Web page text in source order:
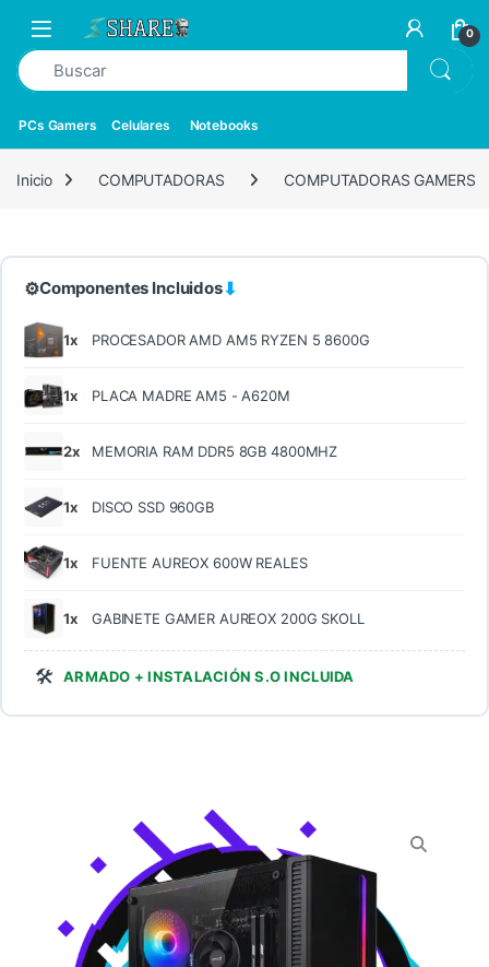
0
PCs Gamers Celulares Notebooks
Inicio COMPUTADORAS COMPUTADORAS GAMERS
⚙Componentes Incluidos⬇
1x PROCESADOR AMD AM5 RYZEN 5 8600G
1x PLACA MADRE AM5 - A620M
2x MEMORIA RAM DDR5 8GB 4800MHZ
1x DISCO SSD 960GB
1x FUENTE AUREOX 600W REALES
1x GABINETE GAMER AUREOX 200G SKOLL
🛠️ ARMADO + INSTALACIÓN S.O INCLUIDA